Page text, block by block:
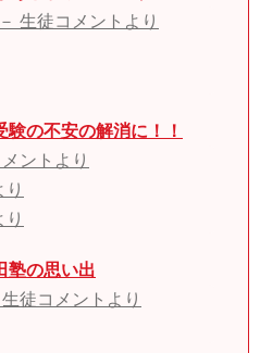
生徒コメントより
の不安の解消に！！
ントより
塾の思い出
徒コメントより